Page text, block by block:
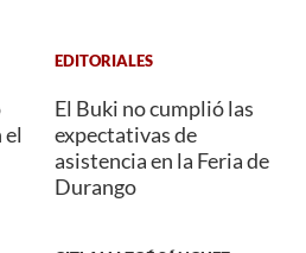
el
EDITORIALES
El Buki no cumplió las
expectativas de
asistencia en la Feria de
Durango